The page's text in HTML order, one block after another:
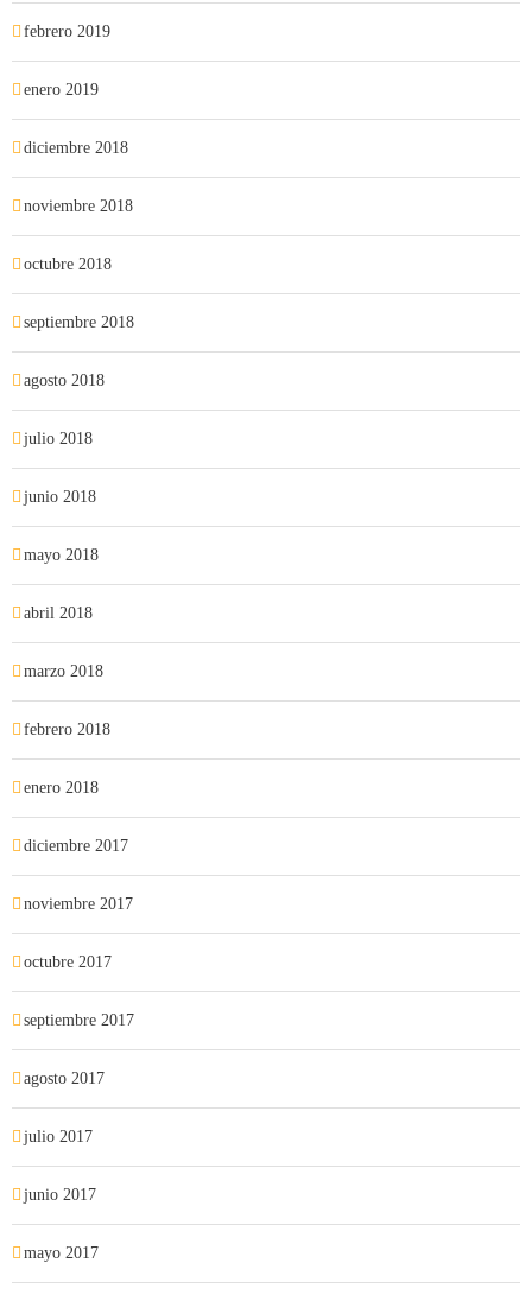
febrero 2019
enero 2019
diciembre 2018
noviembre 2018
octubre 2018
septiembre 2018
agosto 2018
julio 2018
junio 2018
mayo 2018
abril 2018
marzo 2018
febrero 2018
enero 2018
diciembre 2017
noviembre 2017
octubre 2017
septiembre 2017
agosto 2017
julio 2017
junio 2017
mayo 2017